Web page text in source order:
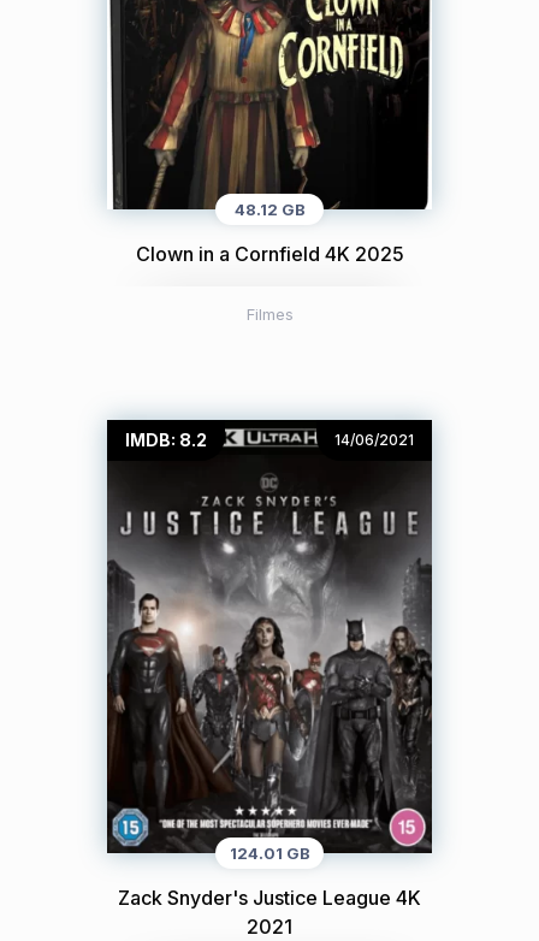
48.12 GB
Clown in a Cornfield 4K 2025
Filmes
IMDB: 8.2 14/06/2021
124.01 GB
Zack Snyder's Justice League 4K
2021